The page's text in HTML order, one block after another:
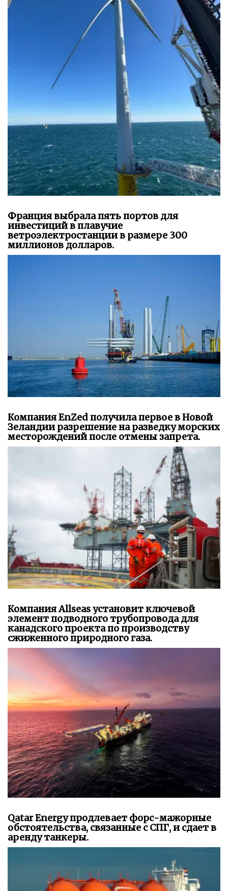
Франция выбрала пять портов для
инвестиций в плавучие
ветроэлектростанции в размере 300
миллионов долларов.
Компания EnZed получила первое в Новой
Зеландии разрешение на разведку морских
месторождений после отмены запрета.
Компания Allseas установит ключевой
элемент подводного трубопровода для
канадского проекта по производству
сжиженного природного газа.
Qatar Energy продлевает форс-мажорные
обстоятельства, связанные с СПГ, и сдает в
аренду танкеры.